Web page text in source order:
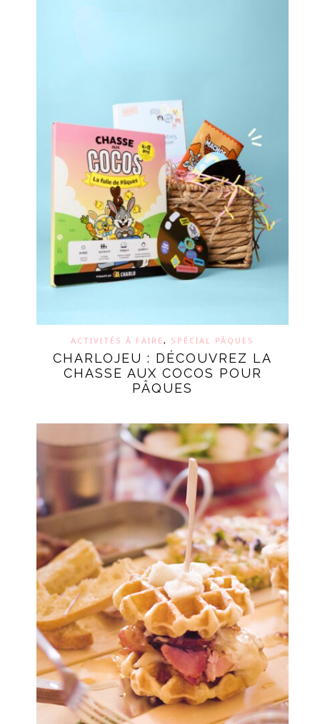
ACTIVITÉS À FAIRE , SPÉCIAL PÂQUES
CHARLOJEU : DÉCOUVREZ LA
CHASSE AUX COCOS POUR
PÂQUES